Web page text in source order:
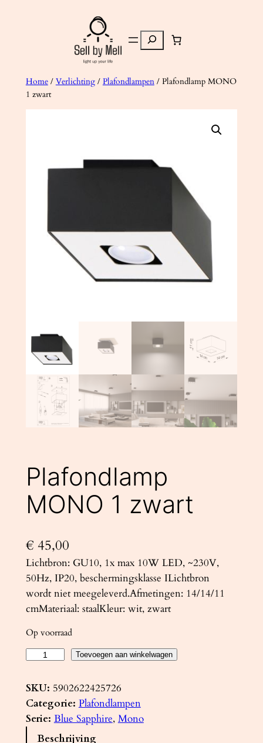
Zoeken
Home/ Verlichting/ Plafondlampen/ Plafondlamp MONO
1 zwart
Plafondlamp
MONO 1 zwart
€ 45,00
Lichtbron: GU10, 1x max 10W LED, ~230V,
50Hz, IP20, beschermingsklasse ILichtbron
wordt niet meegeleverd.Afmetingen: 14/14/11
cmMateriaal: staalKleur: wit, zwart
Op voorraad
a
f
o
Toevoegen aan winkelwagen
SKU: 5902622425726
Categorie: Plafondlampen
Serie: Blue Sapphire, Mono
Beschrijving